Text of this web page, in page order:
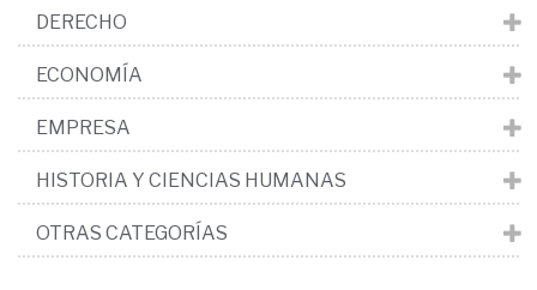
DERECHO
ECONOMÍA
EMPRESA
HISTORIA Y CIENCIAS HUMANAS
OTRAS CATEGORÍAS